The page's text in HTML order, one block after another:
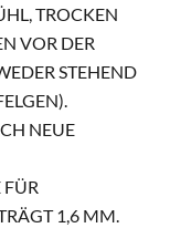
TROCKEN
VOR DER
STEHEND
NEUE
1,6 MM.